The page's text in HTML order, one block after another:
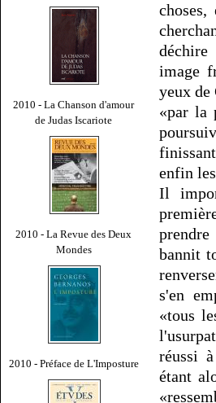
2010 - La Chanson d'amour
de Judas Iscariote
2010 - La Revue des Deux
Mondes
2010 - Préface de L'Imposture
image
yeux de
«par la
enfin
Il
bannit
s'en
«tous
réussi
étant